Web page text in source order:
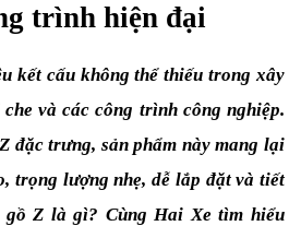
trình hiện đại
kết cấu không thể thiếu trong xây
và các công trình công nghiệp.
đặc trưng, sản phẩm này mang lại
trọng lượng nhẹ, dễ lắp đặt và tiết
Z là gì? Cùng Hai Xe tìm hiểu